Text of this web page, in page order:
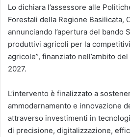
Lo dichiara l’assessore alle
Forestali della Regione Basilicata,
annunciando l’apertura del bando
produttivi agricoli per la
agricole”, finanziato nell’ambito
2027.
L’intervento è finalizzato a
ammodernamento e innovazione
attraverso investimenti in
di precisione, digitalizzazione,